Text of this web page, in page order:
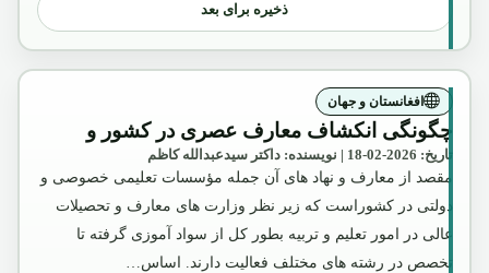
ذخیره برای بعد
افغانستان و جهان
چگونگی انکشاف معارف عصری در کشور و
تاریخ: 2026-02-18 | نویسنده: داکتر سیدعبدالله کاظم
مقصد از معارف و نهاد های آن جمله مؤسسات تعلیمی خصوصی و
دولتی در کشوراست که زیر نظر وزارت های معارف و تحصیلات
عالی در امور تعلیم و تربیه بطور کل از سواد آموزی گرفته تا
تخصص در رشته های مختلف فعالیت دارند. اساس…